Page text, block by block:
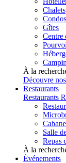
Chalets
Condos
Gîtes
Centre
À la
Découvre
Restaurants
Restaurants
Salle
Repas
À la
Événements